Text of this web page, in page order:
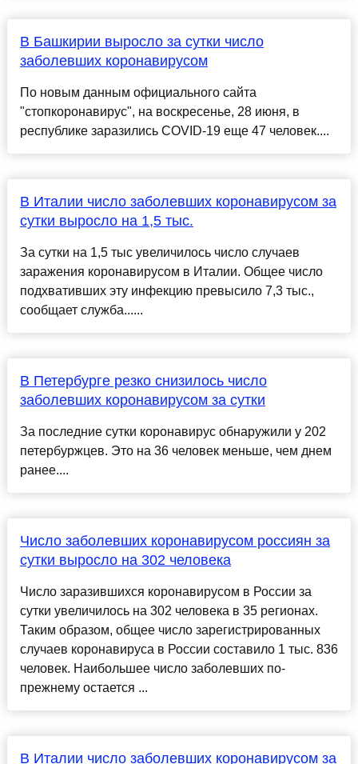
В Башкирии выросло за сутки число
заболевших коронавирусом
По новым данным официального сайта
"стопкоронавирус", на воскресенье, 28 июня, в
республике заразились COVID-19 еще 47 человек....
В Италии число заболевших коронавирусом за
сутки выросло на 1,5 тыс.
За сутки на 1,5 тыс увеличилось число случаев
заражения коронавирусом в Италии. Общее число
подхвативших эту инфекцию превысило 7,3 тыс.,
сообщает служба......
В Петербурге резко снизилось число
заболевших коронавирусом за сутки
За последние сутки коронавирус обнаружили у 202
петербуржцев. Это на 36 человек меньше, чем днем
ранее....
Число заболевших коронавирусом россиян за
сутки выросло на 302 человека
Число заразившихся коронавирусом в России за
сутки увеличилось на 302 человека в 35 регионах.
Таким образом, общее число зарегистрированных
случаев коронавируса в России составило 1 тыс. 836
человек. Наибольшее число заболевших по-
прежнему остается ...
В Италии число заболевших коронавирусом за